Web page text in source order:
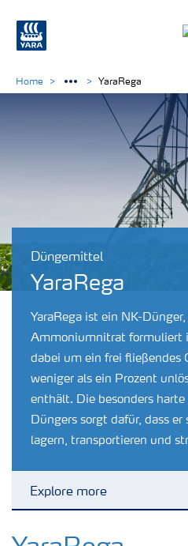
Düngemittel
YaraRega
YaraRega ist ein NK-
Ammoniumnitrat formuliert
dabei um ein frei fließendes
weniger als ein Prozent
enthält. Die besonders harte
Düngers sorgt dafür, dass er
lagern, transportieren und
Explore more
Kulturen
Home YaraRega